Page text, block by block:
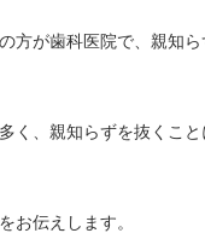
方が歯科医院で、親知ら
く、親知らずを抜くこ
お伝えします。